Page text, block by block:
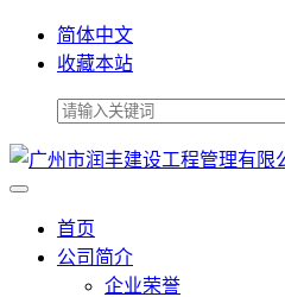
简体中文
收藏本站
首页
公司简介
企业荣誉